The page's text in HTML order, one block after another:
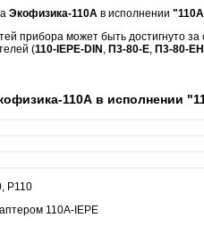
Экофизика-110А в исполнении
прибора может быть достигнуто
(110-IEPE-DIN, П3-80-E, П3-80-
110А в исполнении
Р110
110A-IEPE